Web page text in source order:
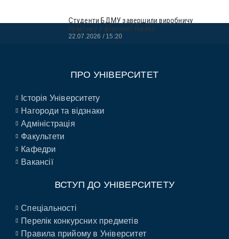
Студенти БДМУ завершили виробничу
практику з фізичної терапії
22.07.2026 15:20
ПРО УНІВЕРСИТЕТ
Історія Університету
Нагороди та відзнаки
Адміністрація
Факультети
Кафедри
Вакансії
ВСТУП ДО УНІВЕРСИТЕТУ
Спеціальності
Перелік конкурсних предметів
Правила прийому в Університет